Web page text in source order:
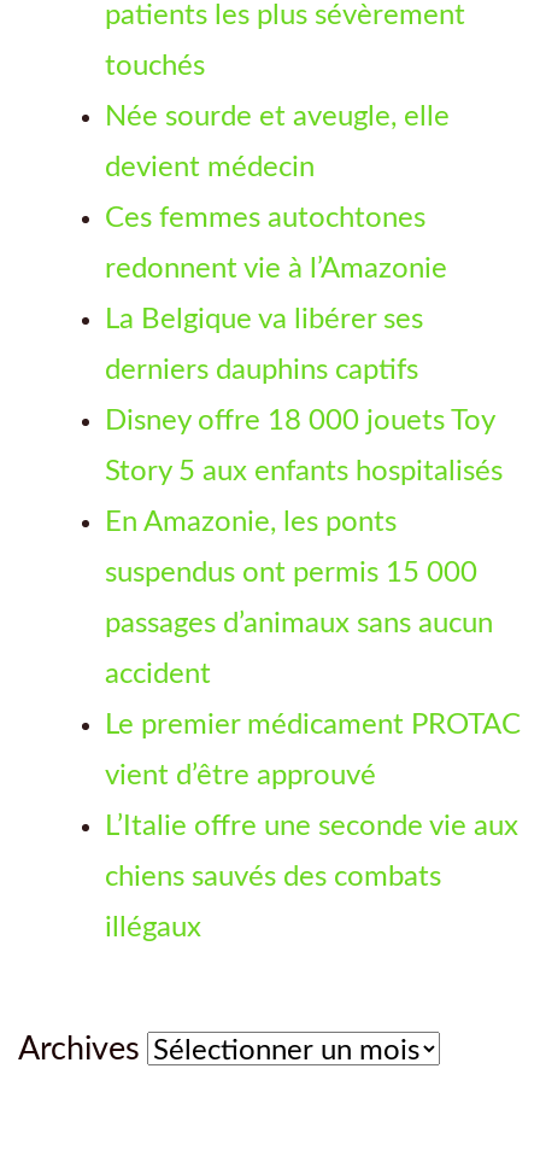
patients les plus sévèrement
touchés
Née sourde et aveugle, elle
devient médecin
Ces femmes autochtones
redonnent vie à l’Amazonie
La Belgique va libérer ses
derniers dauphins captifs
Disney offre 18 000 jouets Toy
Story 5 aux enfants hospitalisés
En Amazonie, les ponts
suspendus ont permis 15 000
passages d’animaux sans aucun
accident
Le premier médicament PROTAC
vient d’être approuvé
L’Italie offre une seconde vie aux
chiens sauvés des combats
illégaux
Archives Archives